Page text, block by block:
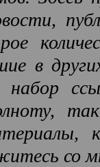
в
набор
со